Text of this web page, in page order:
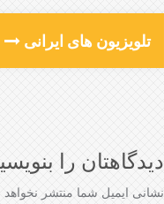
تلویزیون های ایرانی
دیدگاهتان را
نشانی ایمیل شما منتشر